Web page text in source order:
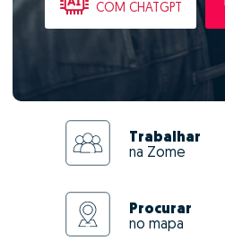
COM CHATGPT
Trabalhar
na Zome
Procurar
no mapa